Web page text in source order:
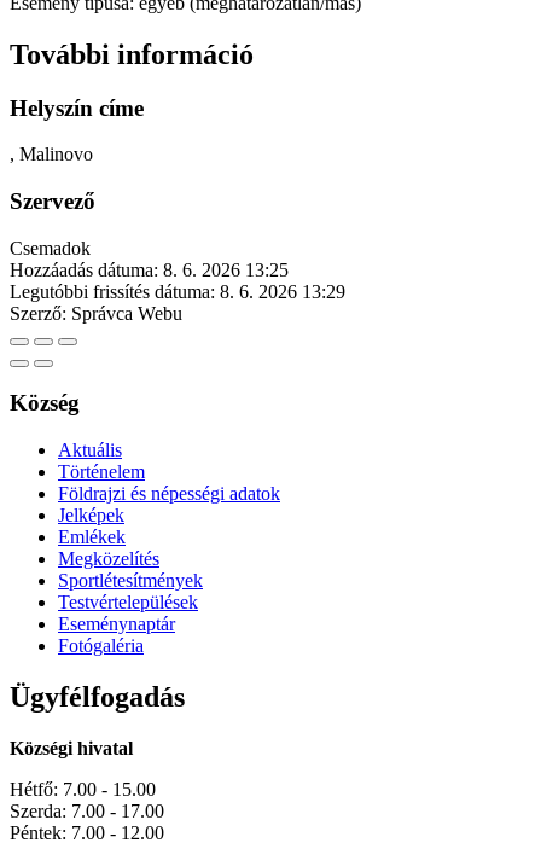
További információ
Helyszín címe
, Malinovo
Szervező
Csemadok
Hozzáadás dátuma: 8. 6. 2026 13:25
Legutóbbi frissítés dátuma: 8. 6. 2026 13:29
Szerző: Správca Webu
Község
Aktuális
Történelem
Földrajzi és népességi adatok
Jelképek
Emlékek
Megközelítés
Sportlétesítmények
Testvértelepülések
Eseménynaptár
Fotógaléria
Ügyfélfogadás
Községi hivatal
Hétfő: 7.00 - 15.00
Szerda: 7.00 - 17.00
Péntek: 7.00 - 12.00